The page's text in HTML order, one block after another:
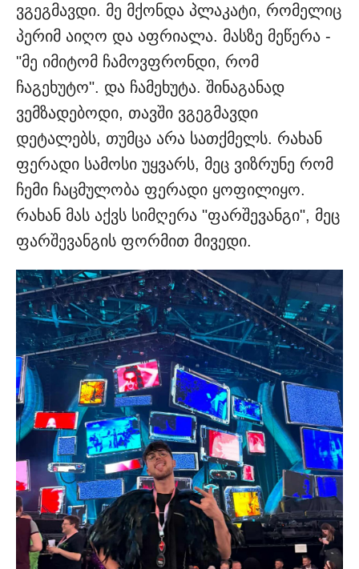
ვგეგმავდი. მე მქონდა პლაკატი, რომელიც
პერიმ აიღო და აფრიალა. მასზე მეწერა -
"მე იმიტომ ჩამოვფრონდი, რომ
ჩაგეხუტო". და ჩამეხუტა. შინაგანად
ვემზადებოდი, თავში ვგეგმავდი
დეტალებს, თუმცა არა სათქმელს. რახან
ფერადი სამოსი უყვარს, მეც ვიზრუნე რომ
ჩემი ჩაცმულობა ფერადი ყოფილიყო.
რახან მას აქვს სიმღერა "ფარშევანგი", მეც
ფარშევანგის ფორმით მივედი.